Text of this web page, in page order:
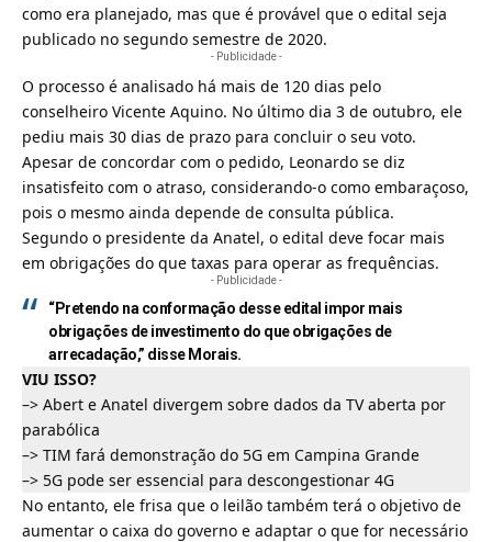
como era planejado, mas que é provável que o edital seja
publicado no segundo semestre de 2020.
- Publicidade -
O processo é analisado há mais de 120 dias pelo
conselheiro Vicente Aquino. No último dia 3 de outubro, ele
pediu mais 30 dias de prazo para concluir o seu voto.
Apesar de concordar com o pedido, Leonardo se diz
insatisfeito com o atraso, considerando-o como embaraçoso,
pois o mesmo ainda depende de consulta pública.
Segundo o presidente da Anatel, o edital deve focar mais
em obrigações do que taxas para operar as frequências.
- Publicidade -
“Pretendo na conformação desse edital impor mais
obrigações de investimento do que obrigações de
arrecadação,” disse Morais.
VIU ISSO?
–> Abert e Anatel divergem sobre dados da TV aberta por
parabólica
–> TIM fará demonstração do 5G em Campina Grande
–> 5G pode ser essencial para descongestionar 4G
No entanto, ele frisa que o leilão também terá o objetivo de
aumentar o caixa do governo e adaptar o que for necessário